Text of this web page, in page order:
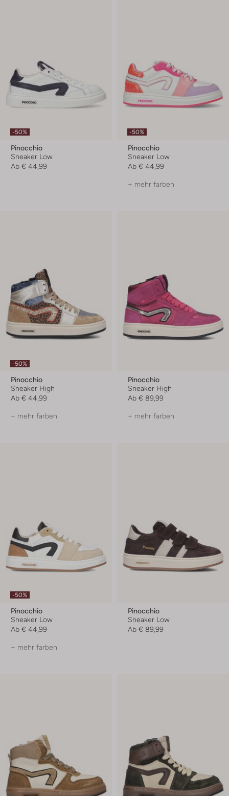
-50%
Pinocchio
Sneaker Low
Ab € 44,99
-50%
Pinocchio
Sneaker Low
Ab € 44,99
+ mehr farben
-50%
Pinocchio
Sneaker High
Ab € 44,99
+ mehr farben
Pinocchio
Sneaker High
Ab € 89,99
+ mehr farben
-50%
Pinocchio
Sneaker Low
Ab € 44,99
+ mehr farben
Pinocchio
Sneaker Low
Ab € 89,99